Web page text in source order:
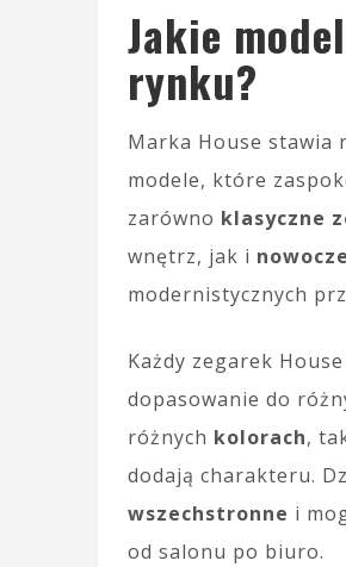
Jakie
rynku?
Marka House stawia
modele, które
zarówno klasyczne
wnętrz, jak i
modernistycznych
Każdy zegarek
dopasowanie do
różnych kolorach,
dodają charakteru.
wszechstronne i
od salonu po biuro.